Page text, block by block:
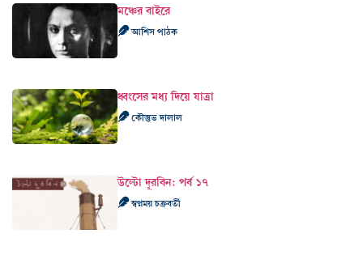
মঞ্চের বাইরে
আশিস পাঠক
ধ্বংসের মধ্য দিয়ে যাত্রা
কৌস্তুভ দালাল
উল্টো দূরবিন: পর্ব ১৭
স্বপ্নময় চক্রবর্তী